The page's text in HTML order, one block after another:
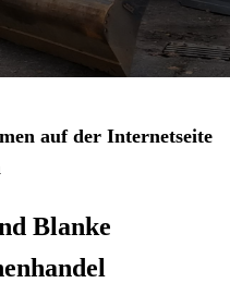
auf der Internetseite
Blanke